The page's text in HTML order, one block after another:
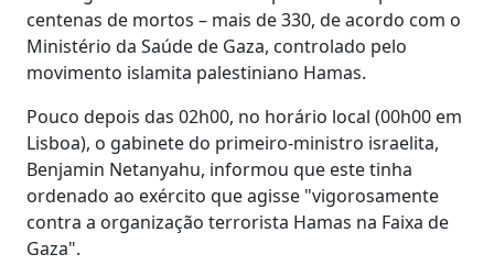
centenas de mortos – mais de 330, de acordo com o
Ministério da Saúde de Gaza, controlado pelo
movimento islamita palestiniano Hamas.
Pouco depois das 02h00, no horário local (00h00 em
Lisboa), o gabinete do primeiro-ministro israelita,
Benjamin Netanyahu, informou que este tinha
ordenado ao exército que agisse "vigorosamente
contra a organização terrorista Hamas na Faixa de
Gaza".